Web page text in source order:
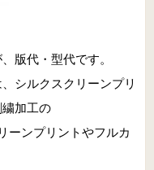
版代・型代です。
シルクスクリーンプリ
加工の
ーンプリントやフルカ